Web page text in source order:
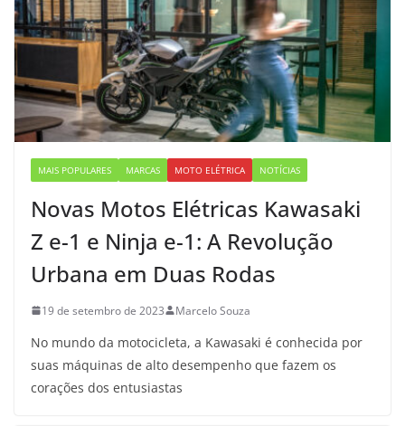
MAIS POPULARES MARCAS MOTO ELÉTRICA NOTÍCIAS
Novas Motos Elétricas Kawasaki
Z e-1 e Ninja e-1: A Revolução
Urbana em Duas Rodas
19 de setembro de 2023 Marcelo Souza
No mundo da motocicleta, a Kawasaki é conhecida por
suas máquinas de alto desempenho que fazem os
corações dos entusiastas